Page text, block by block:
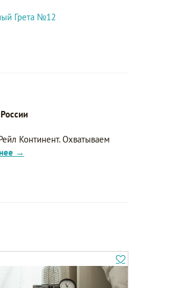
Грета №12
Континент. Охватываем
→